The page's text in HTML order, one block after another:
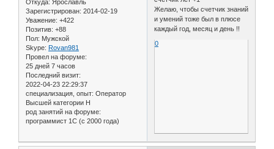
Откуда: Ярославль
Зарегистрирован: 2014-02-19
Уважение: +422
Позитив: +88
Пол: Мужской
Skype: Rovan981
Провел на форуме:
25 дней 7 часов
Последний визит:
2022-04-23 22:29:37
специализация, опыт: Оператор
Высшей категории Н
род занятий на форуме:
программист 1С (с 2000 года)
Желаю, чтобы счетчик знаний
и умений тоже был в плюсе
каждый год, месяц и день !!
0